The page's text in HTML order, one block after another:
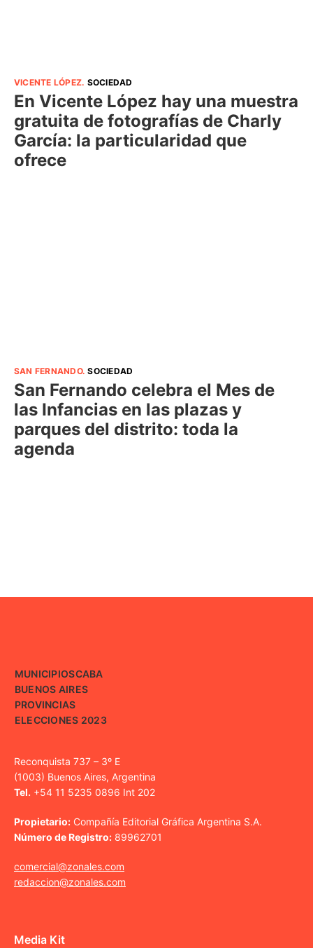
VICENTE LÓPEZ. SOCIEDAD
En Vicente López hay una muestra
gratuita de fotografías de Charly
García: la particularidad que
ofrece
SAN FERNANDO.SOCIEDAD
San Fernando celebra el Mes de
las Infancias en las plazas y
parques del distrito: toda la
agenda
MUNICIPIOSCABA
BUENOS AIRES
PROVINCIAS
ELECCIONES 2023
Reconquista 737 – 3º E
(1003) Buenos Aires, Argentina
Tel. +54 11 5235 0896 Int 202
Propietario: Compañía Editorial Gráfica Argentina S.A.
Número de Registro: 89962701
comercial@zonales.com
redaccion@zonales.com
Media Kit